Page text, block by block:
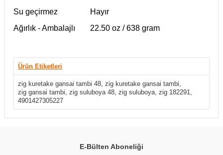
Su geçirmez
Hayır
Ağırlık - Ambalajlı
22.50 oz / 638 gram
Ürün Etiketleri
zig kuretake gansai tambi 48 zig kuretake gansai tambi
zig gansai tambi zig suluboya 48 zig suluboya zig 182291
4901427305227
E-Bülten Aboneliği